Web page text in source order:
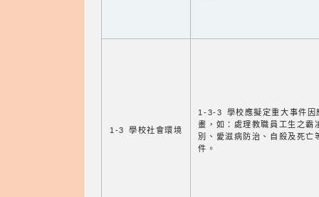
1-3 學校社會環境
1-3-3 學校應擬定重大事件因
畫，如：處理教職員工生之霸
別、愛滋病防治、自殺及死亡
件。